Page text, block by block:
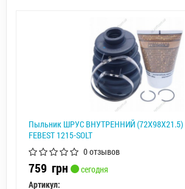
Пыльник ШРУС ВНУТРЕННИЙ
FEBEST 1215-SOLT
0 отзывов
759 грн
сегодня
Артикул: